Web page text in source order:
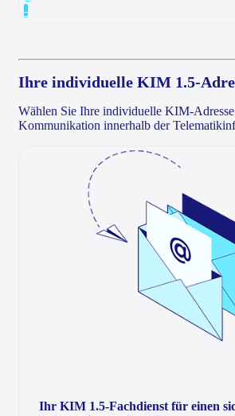
-
Ihre individuelle KIM 1.5-
Wählen Sie Ihre individuelle KIM-Adresse
Kommunikation innerhalb der
Ihr KIM 1.5-Fachdienst für einen